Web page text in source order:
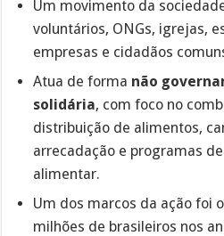
Um movimento da
voluntários, ONGs, igrejas,
empresas e cidadãos
Atua de forma não
solidária, com foco no
distribuição de alimentos,
arrecadação e programas
alimentar.
Um dos marcos da ação foi
milhões de brasileiros nos